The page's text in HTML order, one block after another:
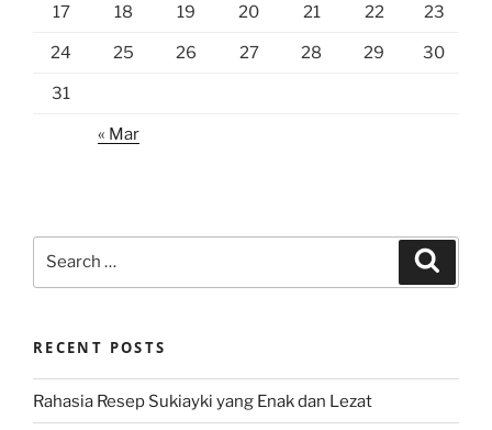
17 18 19 20 21 22 23
24 25 26 27 28 29 30
31
« Mar
RECENT POSTS
Rahasia Resep Sukiayki yang Enak dan Lezat